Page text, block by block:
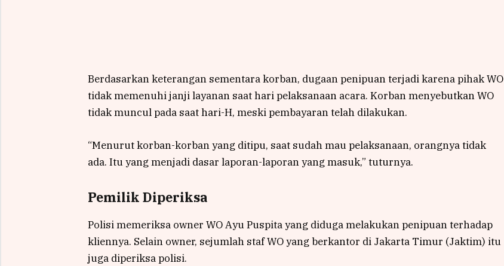
Berdasarkan keterangan sementara korban, dugaan penipuan terjadi karena pihak WO
tidak memenuhi janji layanan saat hari pelaksanaan acara. Korban menyebutkan WO
tidak muncul pada saat hari-H, meski pembayaran telah dilakukan.
“Menurut korban-korban yang ditipu, saat sudah mau pelaksanaan, orangnya tidak
ada. Itu yang menjadi dasar laporan-laporan yang masuk,” tuturnya.
Pemilik Diperiksa
Polisi memeriksa owner WO Ayu Puspita yang diduga melakukan penipuan terhadap
kliennya. Selain owner, sejumlah staf WO yang berkantor di Jakarta Timur (Jaktim) itu
juga diperiksa polisi.